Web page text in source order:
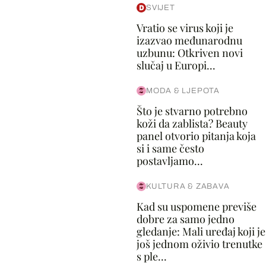
SVIJET
Vratio se virus koji je
izazvao međunarodnu
uzbunu: Otkriven novi
slučaj u Europi...
MODA & LJEPOTA
Što je stvarno potrebno
koži da zablista? Beauty
panel otvorio pitanja koja
si i same često
postavljamo...
KULTURA & ZABAVA
Kad su uspomene previše
dobre za samo jedno
gledanje: Mali uređaj koji je
još jednom oživio trenutke
s ple...